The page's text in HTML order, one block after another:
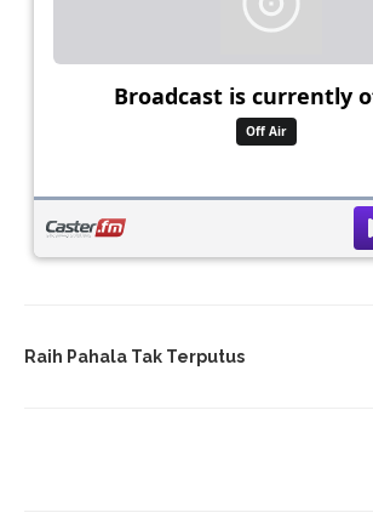
Raih Pahala Tak Terputus